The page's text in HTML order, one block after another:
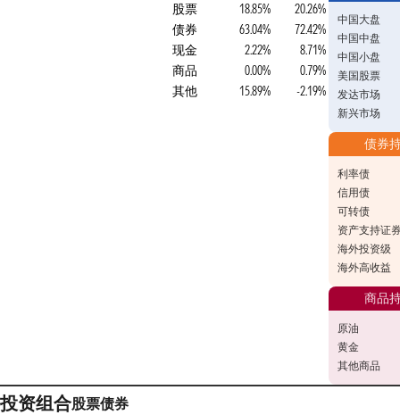
股票
18.85%
20.26%
债券
63.04%
72.42%
现金
2.22%
8.71%
商品
0.00%
0.79%
其他
15.89% -2.19%
中国大盘
中国中盘
中国小盘
美国股票
发达市场
新兴市场
债券
利率债
信用债
可转债
资产支持证
海外投资级
海外高收益
商品
原油
黄金
其他商品
投资组合股票债券